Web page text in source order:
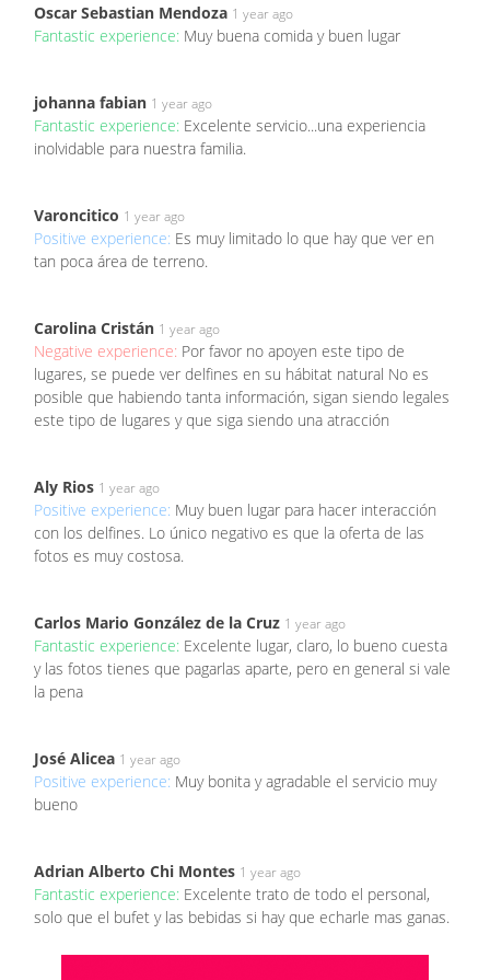
Oscar Sebastian Mendoza 1 year ago
Fantastic experience: Muy buena comida y buen lugar
johanna fabian 1 year ago
Fantastic experience: Excelente servicio...una experiencia
inolvidable para nuestra familia.
Varoncitico 1 year ago
Positive experience: Es muy limitado lo que hay que ver en
tan poca área de terreno.
Carolina Cristán 1 year ago
Negative experience: Por favor no apoyen este tipo de
lugares, se puede ver delfines en su hábitat natural No es
posible que habiendo tanta información, sigan siendo legales
este tipo de lugares y que siga siendo una atracción
Aly Rios 1 year ago
Positive experience: Muy buen lugar para hacer interacción
con los delfines. Lo único negativo es que la oferta de las
fotos es muy costosa.
Carlos Mario González de la Cruz 1 year ago
Fantastic experience: Excelente lugar, claro, lo bueno cuesta
y las fotos tienes que pagarlas aparte, pero en general si vale
la pena
José Alicea 1 year ago
Positive experience: Muy bonita y agradable el servicio muy
bueno
Adrian Alberto Chi Montes 1 year ago
Fantastic experience: Excelente trato de todo el personal,
solo que el bufet y las bebidas si hay que echarle mas ganas.